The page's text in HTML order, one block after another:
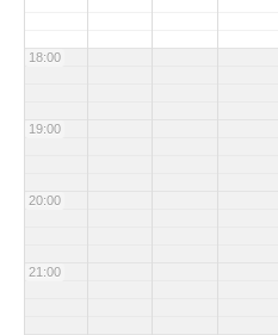
18:00
19:00
20:00
21:00